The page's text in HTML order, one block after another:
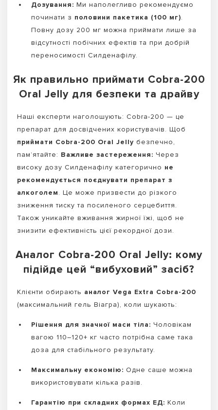
Дозування: Ми наполегливо рекомендуємо
починати з половини пакетика (100 мг).
Повну дозу 200 мг можна приймати лише за
відсутності побічних ефектів та при добрій
переносимості Силденафілу.
Як правильно приймати Cobra-200
Oral Jelly для безпеки та драйву
Наші експерти наголошують: Cobra-200 — це
препарат для досвідчених користувачів. Щоб
приймати Cobra-200 Oral Jelly безпечно,
пам’ятайте: Важливе застереження: Через
високу дозу Силденафілу категорично не
рекомендується поєднувати препарат з
алкоголем. Це може призвести до різкого
зниження тиску та посиленого серцебиття.
Також уникайте вживання жирної їжі, щоб не
знизити ефективність цієї рекордної дози.
Аналог Cobra-200 Oral Jelly: кому
підійде цей “вибуховий” засіб?
Клієнти обирають аналог Vega Extra Cobra-200
(максимальний гель Віагра), коли шукають:
Рішення для значної маси тіла: Чоловікам
вагою 110–120+ кг часто потрібна саме така
доза для стабільного результату.
Максимальну економію: Одне саше можна
використовувати кілька разів.
Гарантію при складних формах ЕД: Коли